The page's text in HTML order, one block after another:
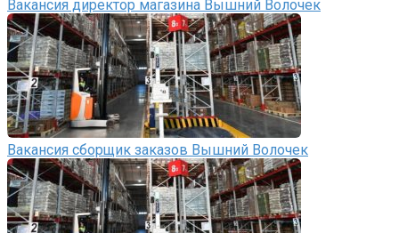
Вакансия директор магазина Вышний Волочек
Вакансия сборщик заказов Вышний Волочек